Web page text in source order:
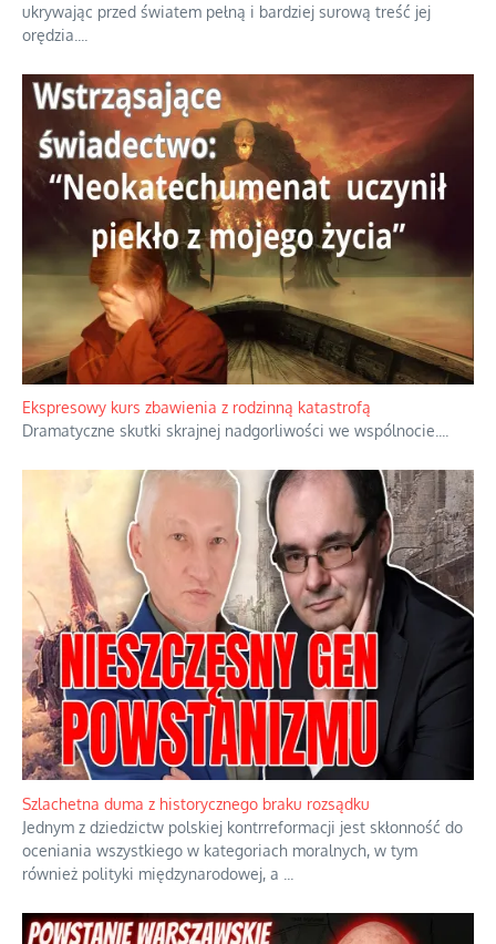
ukrywając przed światem pełną i bardziej surową treść jej
orędzia.
Ekspresowy kurs zbawienia z rodzinną katastrofą
Dramatyczne skutki skrajnej nadgorliwości we wspólnocie.
Szlachetna duma z historycznego braku rozsądku
Jednym z dziedzictw polskiej kontrreformacji jest skłonność do
oceniania wszystkiego w kategoriach moralnych, w tym
również polityki międzynarodowej, a